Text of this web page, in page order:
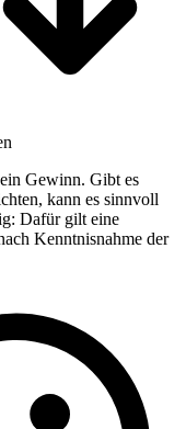
Gewinn. Gibt es
kann es sinnvoll
Dafür gilt eine
Kenntnisnahme der